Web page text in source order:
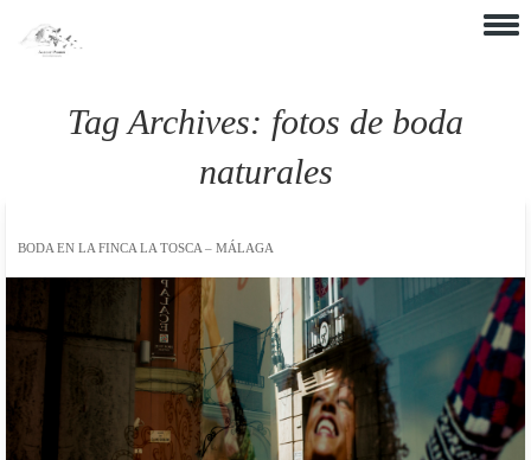
Skip to content
Tag Archives: fotos de boda
naturales
BODA EN LA FINCA LA TOSCA – MÁLAGA